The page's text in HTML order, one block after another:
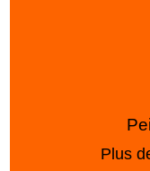
Plus